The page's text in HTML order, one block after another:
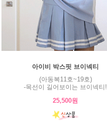
아이비 박스핏 브이넥티
(아동복11호~19호)
-목선이 길어보이는 브이넥티!
25,500원